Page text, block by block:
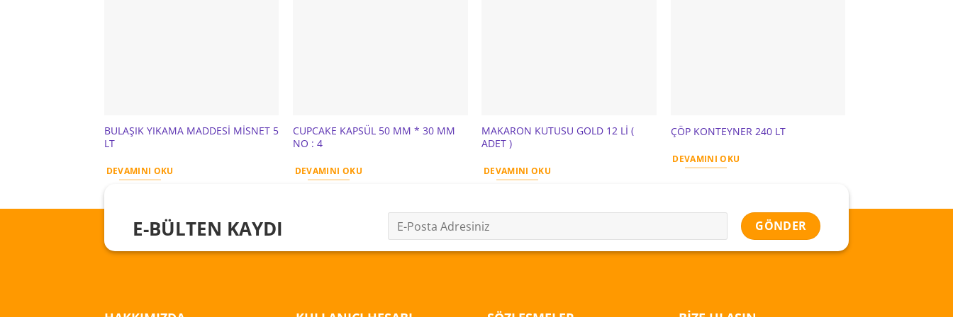
BULAŞIK YIKAMA MADDESİ MİSNET 5
LT
DEVAMINI OKU
CUPCAKE KAPSÜL 50 MM * 30 MM
NO : 4
DEVAMINI OKU
MAKARON KUTUSU GOLD 12 Lİ (
ADET )
DEVAMINI OKU
ÇÖP KONTEYNER 240 LT
DEVAMINI OKU
E-BÜLTEN KAYDI